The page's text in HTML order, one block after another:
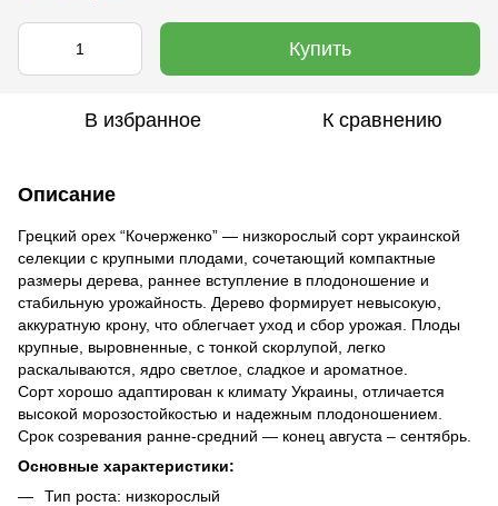
Купить
В избранное К сравнению
Описание
Грецкий орех “Кочерженко” — низкорослый сорт украинской
селекции с крупными плодами, сочетающий компактные
размеры дерева, раннее вступление в плодоношение и
стабильную урожайность. Дерево формирует невысокую,
аккуратную крону, что облегчает уход и сбор урожая. Плоды
крупные, выровненные, с тонкой скорлупой, легко
раскалываются, ядро светлое, сладкое и ароматное.
Сорт хорошо адаптирован к климату Украины, отличается
высокой морозостойкостью и надежным плодоношением.
Срок созревания ранне-средний — конец августа – сентябрь.
Основные характеристики:
Тип роста: низкорослый